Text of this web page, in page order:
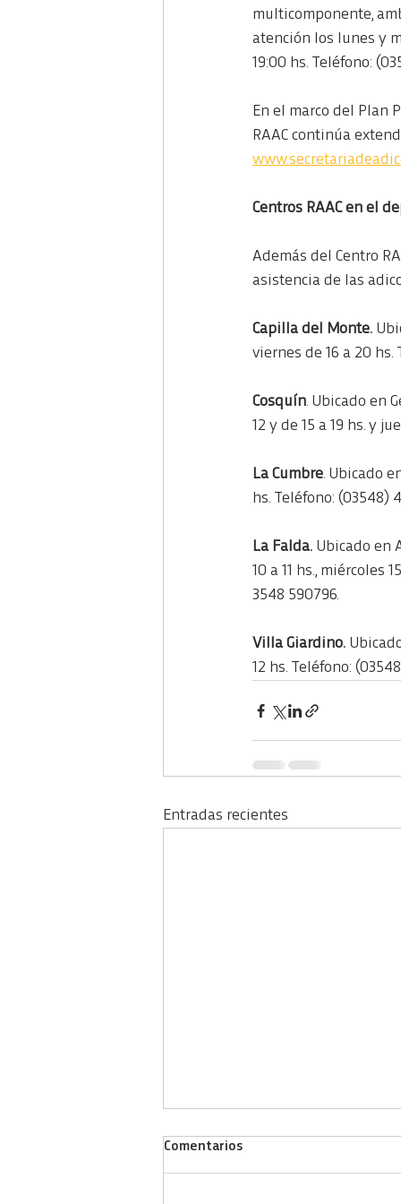
multicomponente,
atención los lunes y
19:00 hs. Teléfono:
En el marco del Plan
RAAC continúa
Centros RAAC en el
Además del Centro
asistencia de las
Capilla del Monte.
viernes de 16 a 20 hs.
Cosquín. Ubicado en
12 y de 15 a 19 hs. y
La Cumbre. Ubicado
hs. Teléfono: (03548)
La Falda. Ubicado en
10 a 11 hs., miércoles
3548 590796.
Villa Giardino.
12 hs. Teléfono:
Entradas recientes
Comentarios